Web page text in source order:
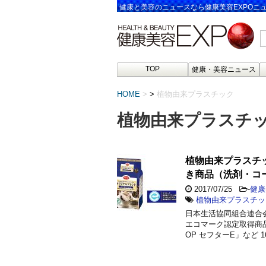
健康と美容のニュースなら健康美容EXPOニ
TOP 健康・美容ニュース
HOME > 植物由来プラスチック
植物由来プラスチ
植物由来プラスチ
き商品（洗剤・コ
2017/07/25 -健
植物由来プラスチッ
日本生活協同組合連
エコマーク認定取得商
OP セフターE」など